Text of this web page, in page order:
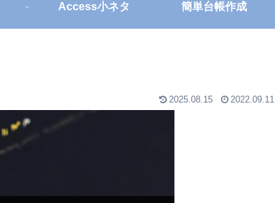
Access小ネタ 簡単台帳作成
2025.08.15 2022.09.11